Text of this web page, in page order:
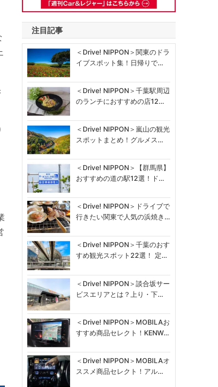
注目記事
＜Drive! NIPPON＞関東のドラ
イブスポット集！日帰りで…
＜Drive! NIPPON＞千葉駅周辺
のランチにおすすめの店12…
＜Drive! NIPPON＞嵐山の観光
スポットまとめ！グルメス…
＜Drive! NIPPON＞【群馬県】
おすすめの道の駅12選！ド…
＜Drive! NIPPON＞ドライブで
行きたい関東で人気の浜焼き…
＜Drive! NIPPON＞千葉のおす
すめ観光スポット22選！ 定…
＜Drive! NIPPON＞談合坂サー
ビスエリアとは？上り・下…
＜Drive! NIPPON＞MOBILAお
すすめ商品セレクト！KENW…
＜Drive! NIPPON＞MOBILAオ
ススメ商品セレクト！アル…